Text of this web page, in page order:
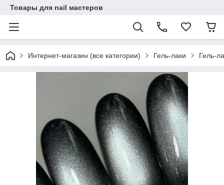
Товары для nail мастеров
Интернет-магазин (все категории) Гель-лаки Гель-